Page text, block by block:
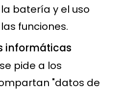
batería y el uso
funciones.
informáticas
pide a los
"datos de